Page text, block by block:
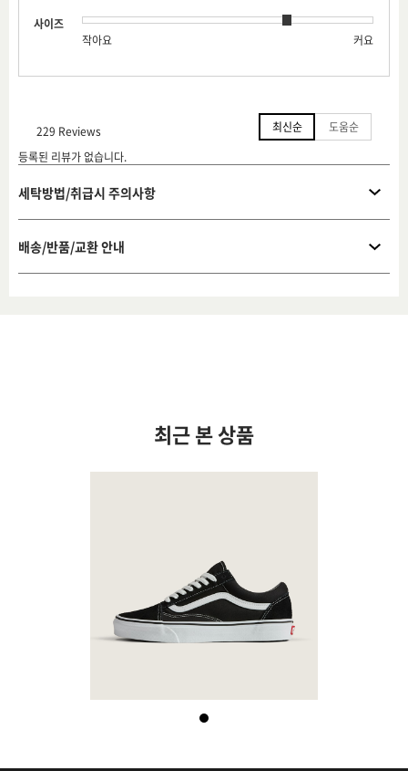
사이즈
작아요
커요
229 Reviews 최신순
도움순
등록된 리뷰가 없습니다.
세탁방법/취급시 주의사항
배송/반품/교환 안내
최근 본 상품